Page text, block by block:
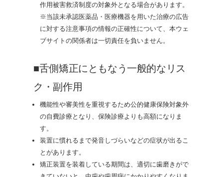
作用被害救済制度の対象外となる場合があります。
※当該未承認医薬品・医療機器を用いた治療の広告
に対する注意事項の情報の正確性について、本ウェ
ブサイトの関係者は一切責任を負いません。
■舌側矯正にともなう一般的なリス
ク・副作用
機能性や審美性を重視するため公的健康保険対象外
の自費診療となり、保険診療よりも高額になりま
す。
装置に慣れるまで発音しづらいなどの症状が出るこ
とがあります。
矯正装置を装着している期間は、適切に歯磨きがで